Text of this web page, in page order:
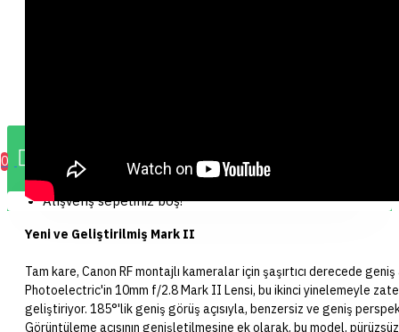
0
Alışveriş sepetiniz boş!
Yeni ve Geliştirilmiş Mark II
Tam kare, Canon RF montajlı kameralar için şaşırtıcı derecede
Photoelectric'in 10mm f/2.8 Mark II Lensi, bu ikinci yinelemeyle
geliştiriyor. 185°'lik geniş görüş açısıyla, benzersiz ve geniş
Görüntüleme açısının genişletilmesine ek olarak, bu model,